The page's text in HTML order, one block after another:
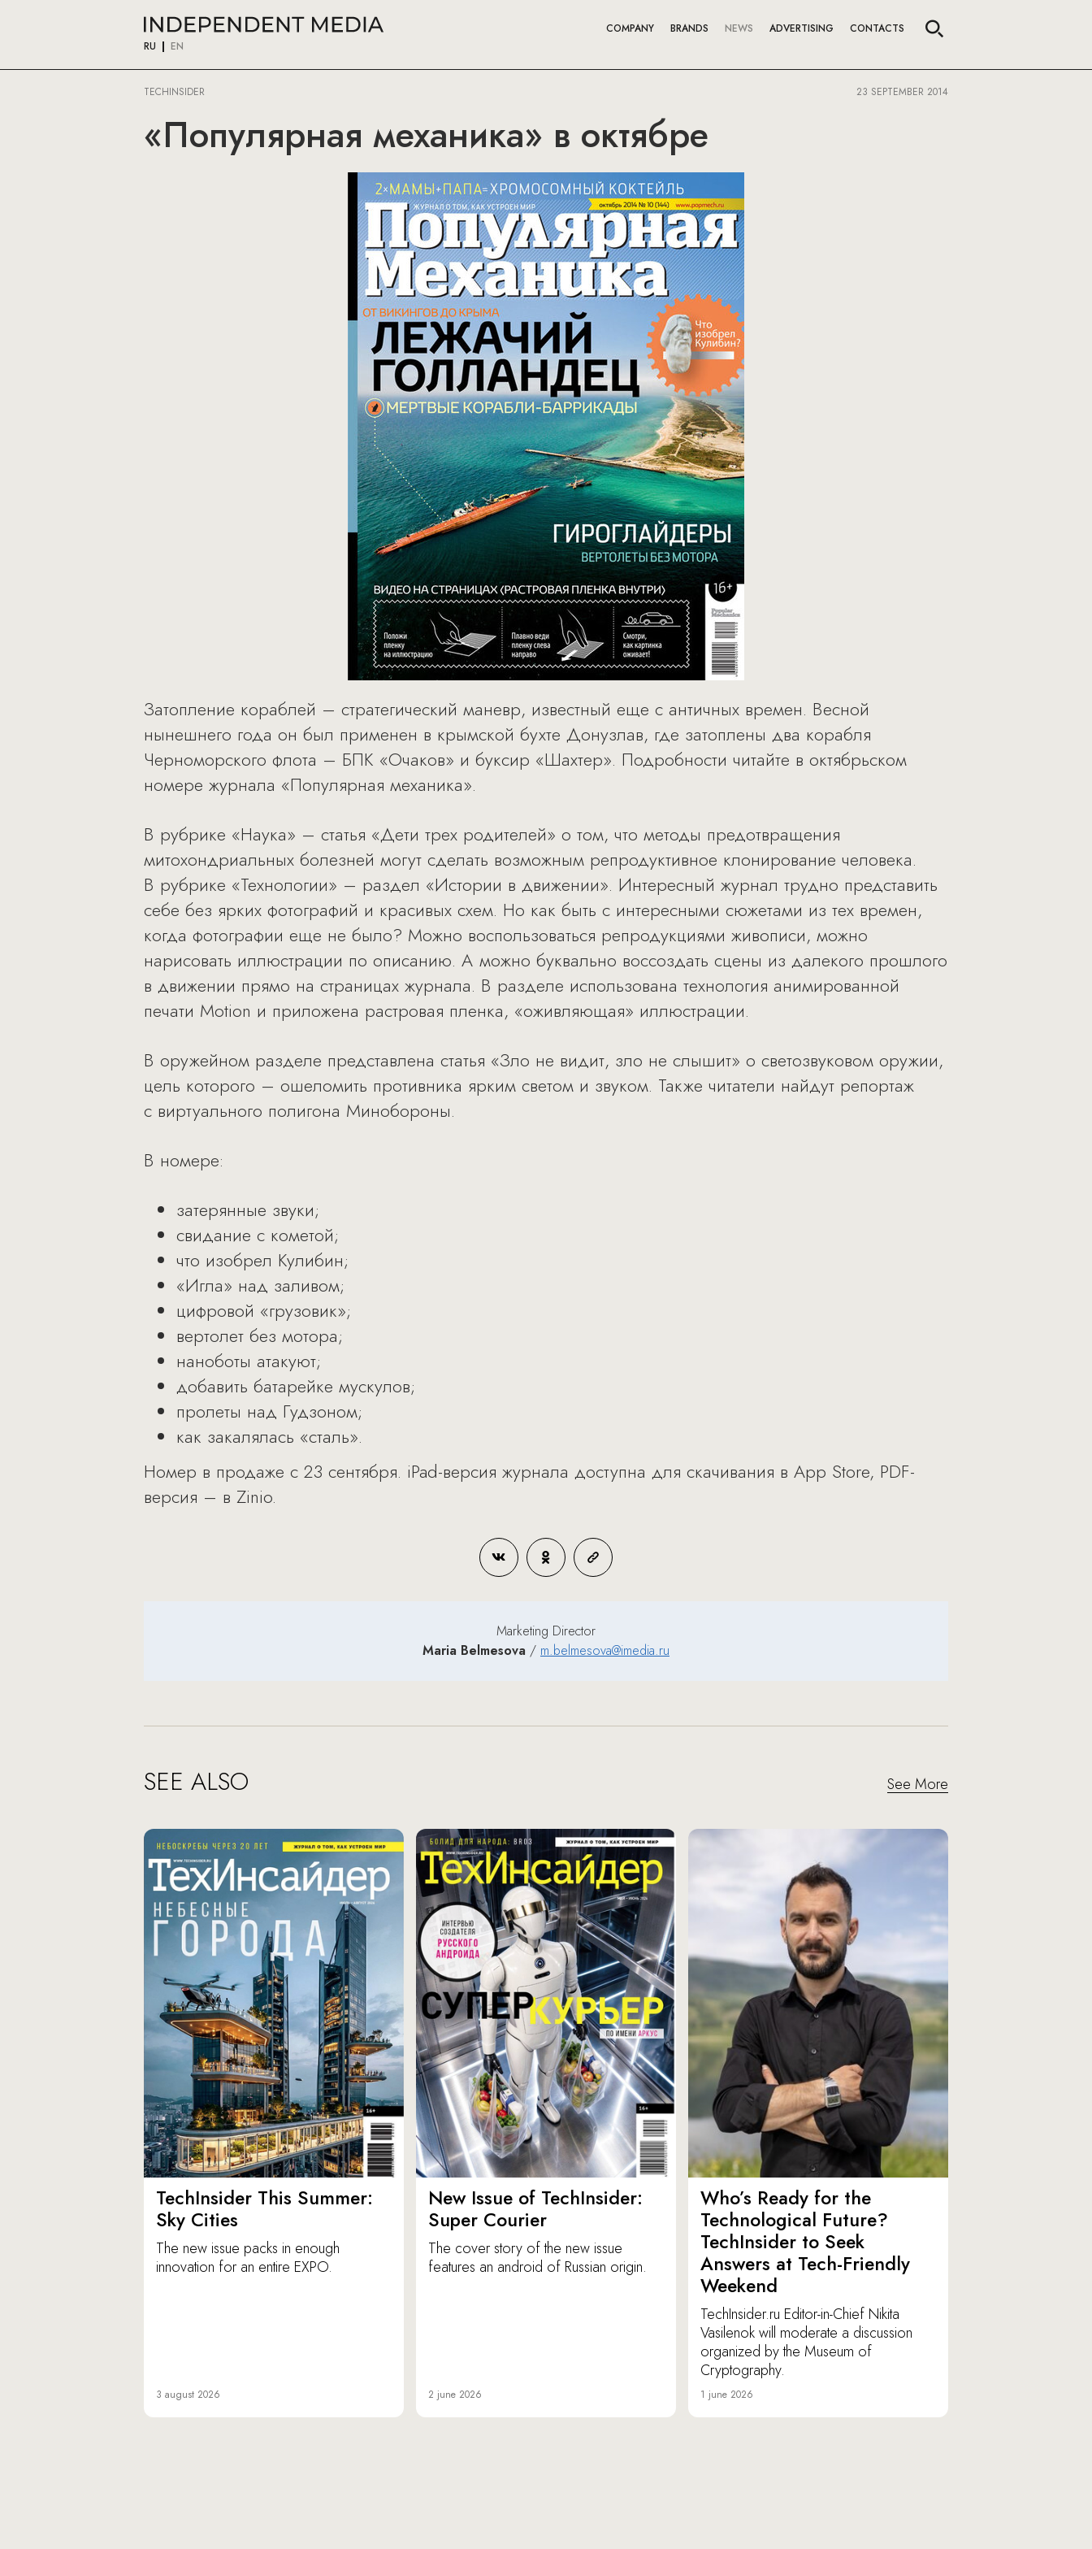
RU EN
COMPANY BRANDS NEWS ADVERTISING CONTACTS
TECHINSIDER 23 SEPTEMBER 2014
«Популярная механика» в октябре
Затопление кораблей – стратегический маневр, известный еще с античных времен. Весной
нынешнего года он был применен в крымской бухте Донузлав, где затоплены два корабля
Черноморского флота – БПК «Очаков» и буксир «Шахтер». Подробности читайте в октябрьском
номере журнала «Популярная механика».
В рубрике «Наука» – статья «Дети трех родителей» о том, что методы предотвращения
митохондриальных болезней могут сделать возможным репродуктивное клонирование человека.
В рубрике «Технологии» – раздел «Истории в движении». Интересный журнал трудно представить
себе без ярких фотографий и красивых схем. Но как быть с интересными сюжетами из тех времен,
когда фотографии еще не было? Можно воспользоваться репродукциями живописи, можно
нарисовать иллюстрации по описанию. А можно буквально воссоздать сцены из далекого прошлого
в движении прямо на страницах журнала. В разделе использована технология анимированной
печати Motion и приложена растровая пленка, «оживляющая» иллюстрации.
В оружейном разделе представлена статья «Зло не видит, зло не слышит» о светозвуковом оружии,
цель которого – ошеломить противника ярким светом и звуком. Также читатели найдут репортаж
с виртуального полигона Минобороны.
В номере:
затерянные звуки;
свидание с кометой;
что изобрел Кулибин;
«Игла» над заливом;
цифровой «грузовик»;
вертолет без мотора;
наноботы атакуют;
добавить батарейке мускулов;
пролеты над Гудзоном;
как закалялась «сталь».
Номер в продаже с 23 сентября. iPad-версия журнала доступна для скачивания в App Store, PDF-
версия – в Zinio.
Marketing Director
Maria Belmesova / m.belmesova@imedia.ru
SEE ALSO See More
TechInsider This Summer:
Sky Cities
The new issue packs in enough
innovation for an entire EXPO.
3 august 2026
New Issue of TechInsider:
Super Courier
The cover story of the new issue
features an android of Russian origin.
2 june 2026
Who’s Ready for the
Technological Future?
TechInsider to Seek
Answers at Tech-Friendly
Weekend
TechInsider.ru Editor-in-Chief Nikita
Vasilenok will moderate a discussion
organized by the Museum of
Cryptography.
1 june 2026